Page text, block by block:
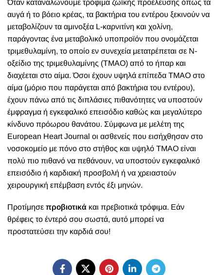
Όταν καταναλώνουμε τρόφιμα ζωϊκής προέλευσης όπως τα
αυγά ή το βόειο κρέας, τα βακτήρια του εντέρου ξεκινούν να
μεταβολίζουν τα αμινοξέα L-καρνιτίνη και χολίνη,
παράγοντας ένα μεταβολικό υποπροϊόν που ονομάζεται
τριμεθυλαμίνη, το οποίο εν συνεχεία μετατρέπεται σε Ν-
οξείδιο της τριμεθυλαμίνης (TMAO) από το ήπαρ και
διαχέεται στο αίμα. Όσοι έχουν υψηλά επίπεδα TMAO στο
αίμα (μόριο που παράγεται από βακτήρια του εντέρου),
έχουν πάνω από τις διπλάσιες πιθανότητες να υποστούν
έμφραγμα ή εγκεφαλικό επεισόδιο καθώς και μεγαλύτερο
κίνδυνο πρόωρου θανάτου. Σύμφωνα με μελέτη της
European Heart Journal οι ασθενείς που εισήχθησαν στο
νοσοκομείο με πόνο στο στήθος και υψηλό TMAO είναι
πολύ πιο πιθανό να πεθάνουν, να υποστούν εγκεφαλικό
επεισόδιο ή καρδιακή προσβολή ή να χρειαστούν
χειρουργική επέμβαση εντός έξι μηνών.
Προτίμησε προβιοτικά και πρεβιοτικά τρόφιμα. Εάν
θρέφεις το έντερό σου σωστά, αυτό μπορεί να
προστατεύσει την καρδιά σου!